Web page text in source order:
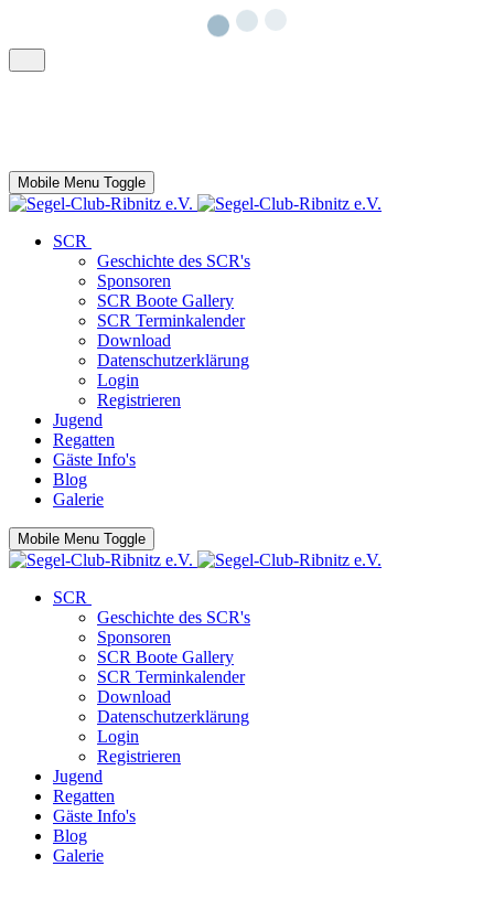
Mobile Menu Toggle
SCR
Geschichte des SCR's
Sponsoren
SCR Boote Gallery
SCR Terminkalender
Download
Datenschutzerklärung
Login
Registrieren
Jugend
Regatten
Gäste Info's
Blog
Galerie
Mobile Menu Toggle
SCR
Geschichte des SCR's
Sponsoren
SCR Boote Gallery
SCR Terminkalender
Download
Datenschutzerklärung
Login
Registrieren
Jugend
Regatten
Gäste Info's
Blog
Galerie